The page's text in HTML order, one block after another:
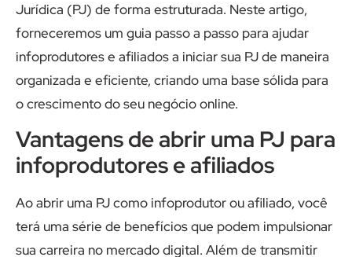
Jurídica (PJ) de forma estruturada. Neste artigo,
forneceremos um guia passo a passo para ajudar
infoprodutores e afiliados a iniciar sua PJ de maneira
organizada e eficiente, criando uma base sólida para
o crescimento do seu negócio online.
Vantagens de abrir uma PJ para
infoprodutores e afiliados
Ao abrir uma PJ como infoprodutor ou afiliado, você
terá uma série de benefícios que podem impulsionar
sua carreira no mercado digital. Além de transmitir